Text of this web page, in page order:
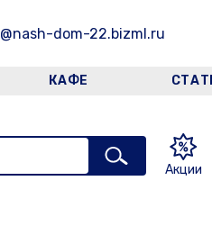
dom-22.bizml.ru
КАФЕ
Акции